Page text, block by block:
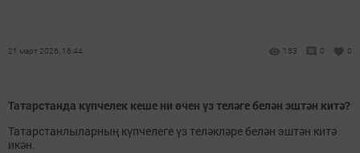
21 март 2026, 16:44 153 0 0
Татарстанда күпчелек кеше ни өчен үз теләге белән эштән китә?
Татарстанлыларның күпчелеге үз теләкләре белән эштән китә
икән.